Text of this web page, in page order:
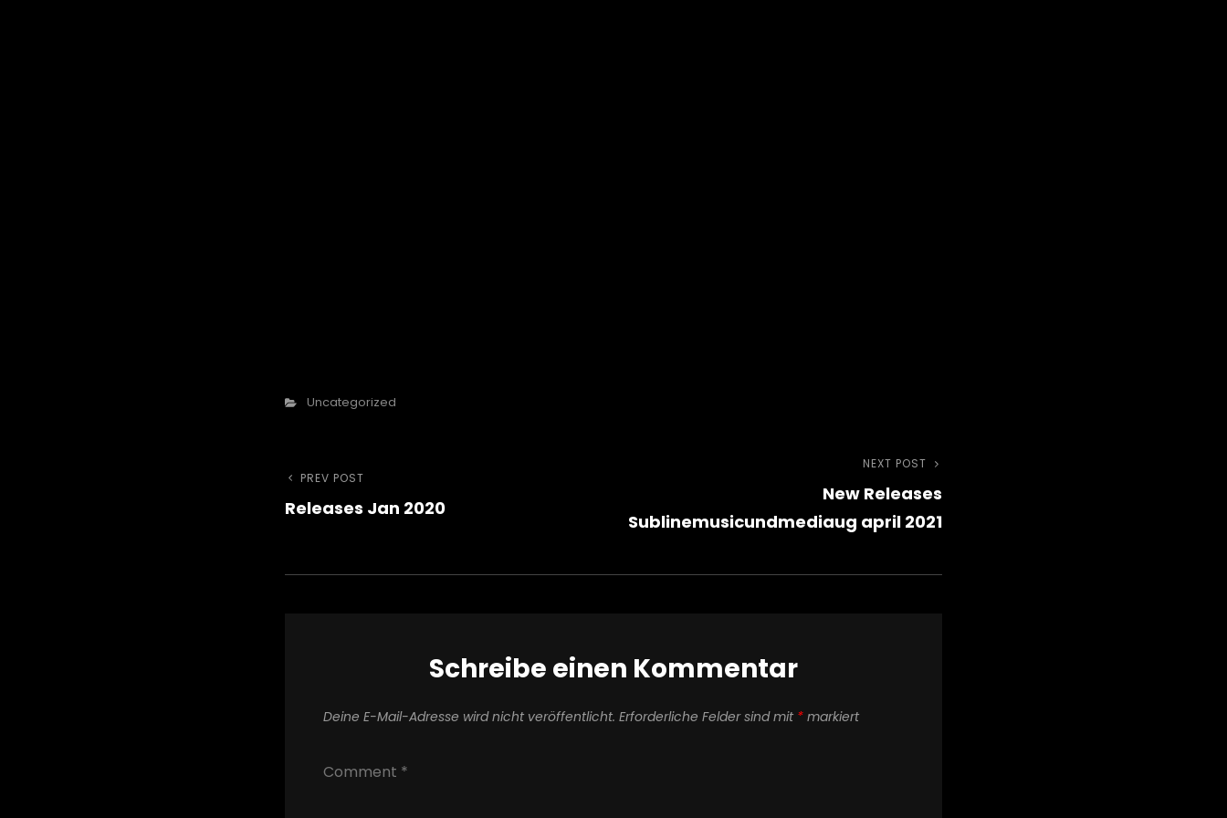
Categories
Uncategorized
Beitragsnavigation
Previous
Post
PREV POST
Releases Jan 2020
NEXT POST
New Releases
Sublinemusicundmediaug april 2021
Schreibe einen Kommentar
Deine E-Mail-Adresse wird nicht veröffentlicht. Erforderliche Felder sind mit * markiert